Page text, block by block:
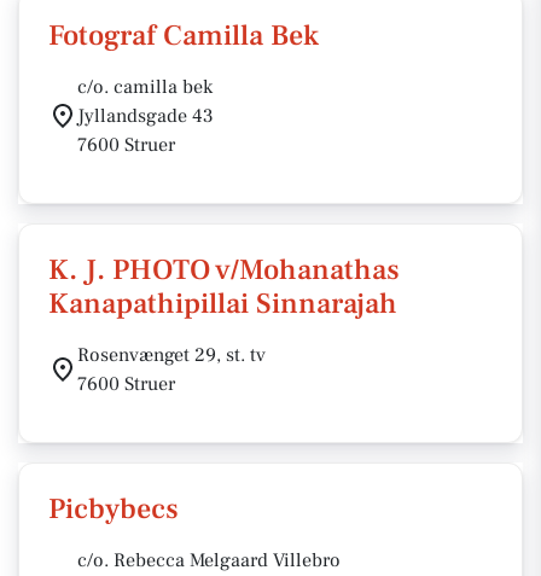
Fotograf Camilla Bek
c/o. camilla bek
Jyllandsgade 43
7600 Struer
K. J. PHOTO v/Mohanathas
Kanapathipillai Sinnarajah
Rosenvænget 29, st. tv
7600 Struer
Picbybecs
c/o. Rebecca Melgaard Villebro